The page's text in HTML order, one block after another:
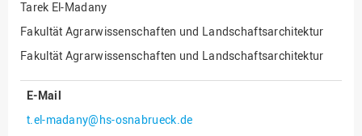
Hochschulplanung/-
strategie
Tarek El-Madany
Fakultät Agrarwissenschaften und Landschaftsarchitektur
Fakultät Agrarwissenschaften und Landschaftsarchitektur
E-Mail
t.el-madany@hs-osnabrueck.de